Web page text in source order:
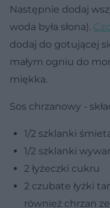
Następnie dodaj
woda była słona).
dodaj do gotującej
małym ogniu do
miękka.
Sos chrzanowy -
1/2 szklanki
1/2 szklanki
2 łyżeczki cukru
2 czubate łyżki
również chrzan ze